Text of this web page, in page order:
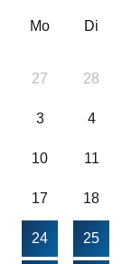
Mo Di
27 28
3 4
10 11
17 18
24 25